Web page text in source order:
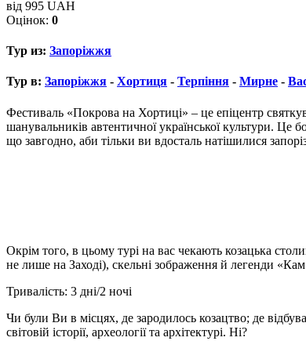
від 995 UAH
Оцінок: 0
Тур из: Запоріжжя
Тур в: Запоріжжя - Хортиця - Терпіння - Мирне -
Фестиваль «Покрова на Хортиці» – це епіцентр
шанувальників автентичної української культури. Це
що завгодно, аби тільки ви вдосталь натішилися
Окрім того, в цьому турі на вас чекають козацька
не лише на Заході), скельні зображення й легенди
Тривалість: 3 дні/2 ночі
Чи були Ви в місцях, де зародилось козацтво; де
світовій історії, археології та архітектурі. Ні?